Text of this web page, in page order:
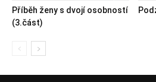
Příběh ženy s dvojí osobností
(3.část)